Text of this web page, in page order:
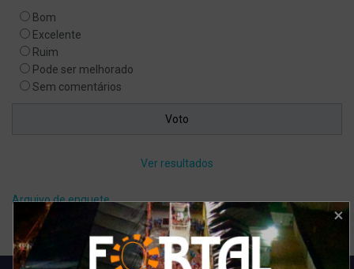
Bom
Excelente
Ruim
Pode ser melhorado
Sem comentários
Ver resultados
Arquivo de enquete